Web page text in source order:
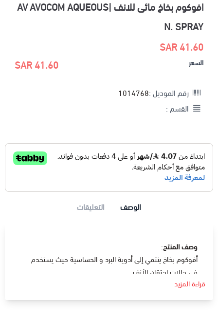
افوكوم بخاخ مائى للانف |AV AVOCOM AQUEOUS
N. SPRAY
41.60 SAR
السعر 41.60 SAR
رقم الموديل :1014768
القسم :
الوصف التعليقات
وصف المنتج:
أفوكوم بخاخ ينتمي إلى أدوية البرد و الحساسية حيث يستخدم
في حالات إحتقان الأنف.
تركيبته كبخاخ تزيد من سهولة استخدامه و زيادة فاعليته.
يحتوي أفوكوم بخاخ علي مادة مميتازون و هي مادة تعمل علي
قراءة المزيد